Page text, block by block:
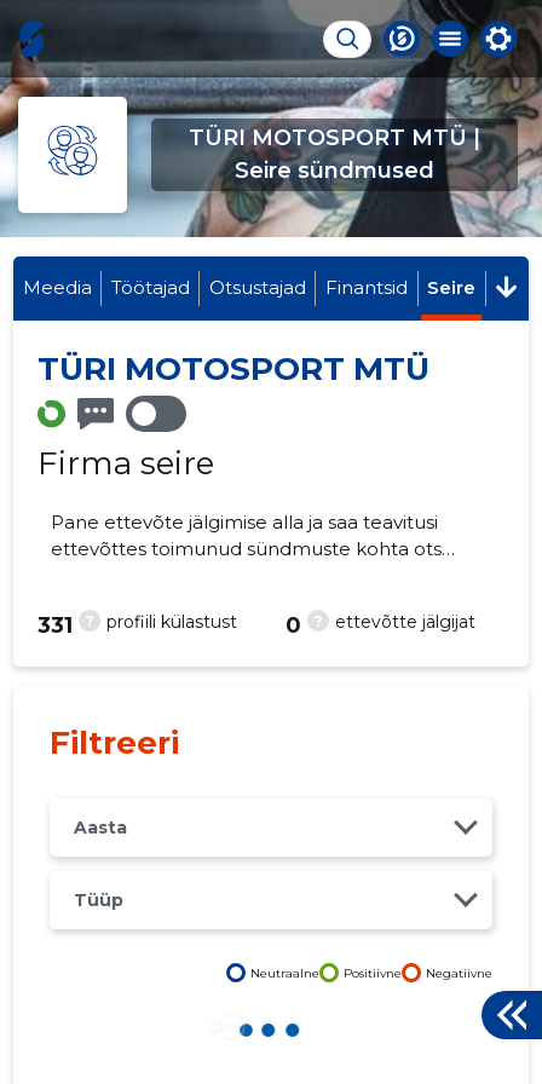
TÜRI MOTOSPORT MTÜ |
Seire sündmused
Meedia Töötajad Otsustajad Finantsid Seire
TÜRI MOTOSPORT MTÜ
Firma seire
Pane ettevõte jälgimise alla ja saa teavitusi
ettevõttes toimunud sündmuste kohta otse
? profiili külastust
331 ? ettevõtte jälgijat
0
Filtreeri
Aasta
Tüüp
Neutraalne Positiivne Negatiivne